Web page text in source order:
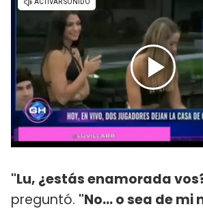
"Lu, ¿estás enamorada
preguntó. "No... o sea de mi